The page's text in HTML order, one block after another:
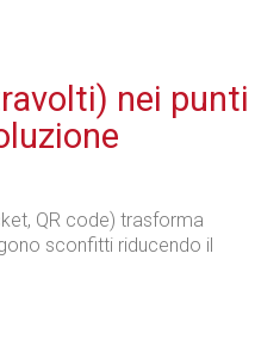
nei punti
QR code) trasforma
sconfitti riducendo il